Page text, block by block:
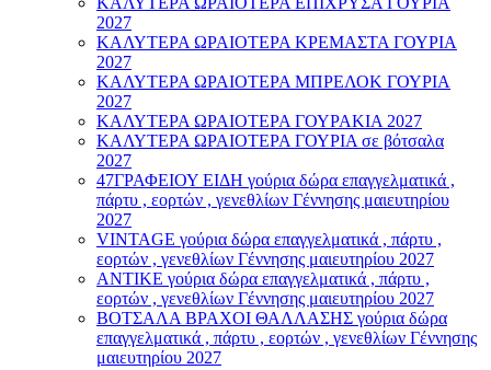
2027
ΚΑΛΥΤΕΡΑ ΩΡΑΙΟΤΕΡΑ ΚΡΕΜΑΣΤΑ ΓΟΥΡΙΑ
2027
ΚΑΛΥΤΕΡΑ ΩΡΑΙΟΤΕΡΑ ΜΠΡΕΛΟΚ ΓΟΥΡΙΑ
2027
ΚΑΛΥΤΕΡΑ ΩΡΑΙΟΤΕΡΑ ΓΟΥΡΑΚΙΑ 2027
ΚΑΛΥΤΕΡΑ ΩΡΑΙΟΤΕΡΑ ΓΟΥΡΙΑ σε βότσαλα
2027
47ΓΡΑΦΕΙΟΥ ΕΙΔΗ γούρια δώρα επαγγελματικά ,
πάρτυ , εορτών , γενεθλίων Γέννησης μαιευτηρίου
2027
VINTAGE γούρια δώρα επαγγελματικά , πάρτυ ,
εορτών , γενεθλίων Γέννησης μαιευτηρίου 2027
ΑΝΤΙΚΕ γούρια δώρα επαγγελματικά , πάρτυ ,
εορτών , γενεθλίων Γέννησης μαιευτηρίου 2027
ΒΟΤΣΑΛΑ ΒΡΑΧΟΙ ΘΑΛΛΑΣΗΣ γούρια δώρα
επαγγελματικά , πάρτυ , εορτών , γενεθλίων Γέννησης
μαιευτηρίου 2027